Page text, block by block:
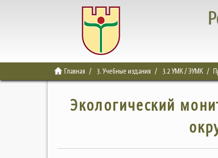
Главная 3. Учебные издания 3.2 УМК / ЭУМК
Экологический